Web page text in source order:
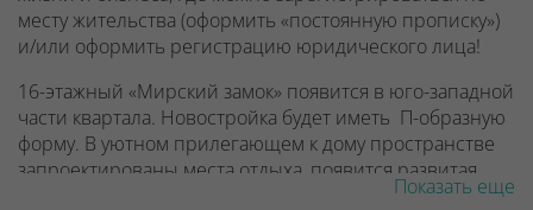
месту жительства (оформить «постоянную прописку»)
и/или оформить регистрацию юридического лица!
16-этажный «Мирский замок» появится в юго-западной
части квартала. Новостройка будет иметь П-образную
форму. В уютном прилегающем к дому пространстве
запроектированы места отдыха, появится развитая
инфраструктура встроенных коммерческихПоказать еще